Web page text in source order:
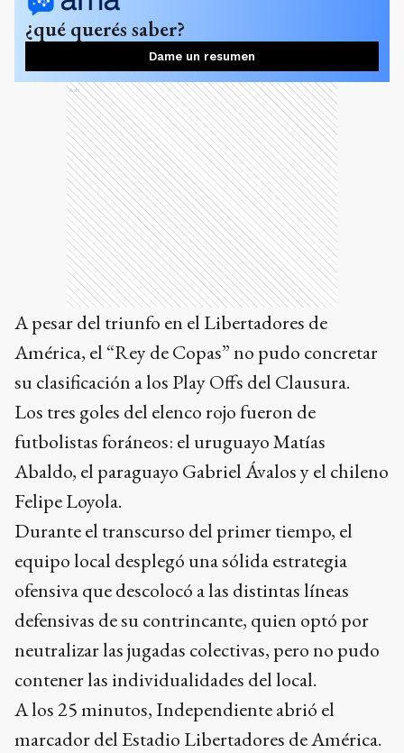
¿qué querés saber?
Dame un resumen
Ads
A pesar del triunfo en el Libertadores de
América, el “Rey de Copas” no pudo concretar
su clasificación a los Play Offs del Clausura.
Los tres goles del elenco rojo fueron de
futbolistas foráneos: el uruguayo Matías
Abaldo, el paraguayo Gabriel Ávalos y el chileno
Felipe Loyola.
Durante el transcurso del primer tiempo, el
equipo local desplegó una sólida estrategia
ofensiva que descolocó a las distintas líneas
defensivas de su contrincante, quien optó por
neutralizar las jugadas colectivas, pero no pudo
contener las individualidades del local.
A los 25 minutos, Independiente abrió el
marcador del Estadio Libertadores de América.